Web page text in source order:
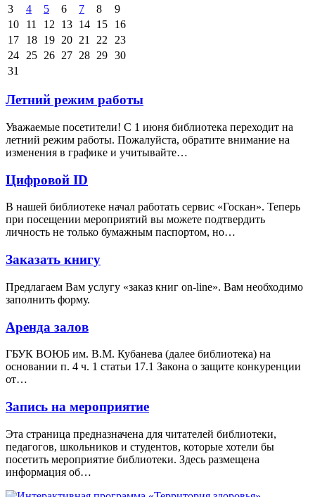
3
4 5 6 7 8
9
10
11 12 13 14 15
16
17
18 19 20 21 22
23
24
25 26 27 28 29 30
31
Летний режим работы
Уважаемые посетители! С 1 июня библиотека переходит на
летний режим работы. Пожалуйста, обратите внимание на
изменения в графике и учитывайте…
Цифровой ID
В нашей библиотеке начал работать сервис «Госкан». Теперь
при посещении мероприятий вы можете подтвердить
личность не только бумажным паспортом, но…
Заказать книгу
Предлагаем Вам услугу «заказ книг on-line». Вам необходимо
заполнить форму.
Аренда залов
ГБУК ВОЮБ им. В.М. Кубанева (далее библиотека) на
основании п. 4 ч. 1 статьи 17.1 Закона о защите конкуренции
от…
Запись на мероприятие
Эта страница предназначена для читателей библиотеки,
педагогов, школьников и студентов, которые хотели бы
посетить мероприятие библиотеки. Здесь размещена
информация об…